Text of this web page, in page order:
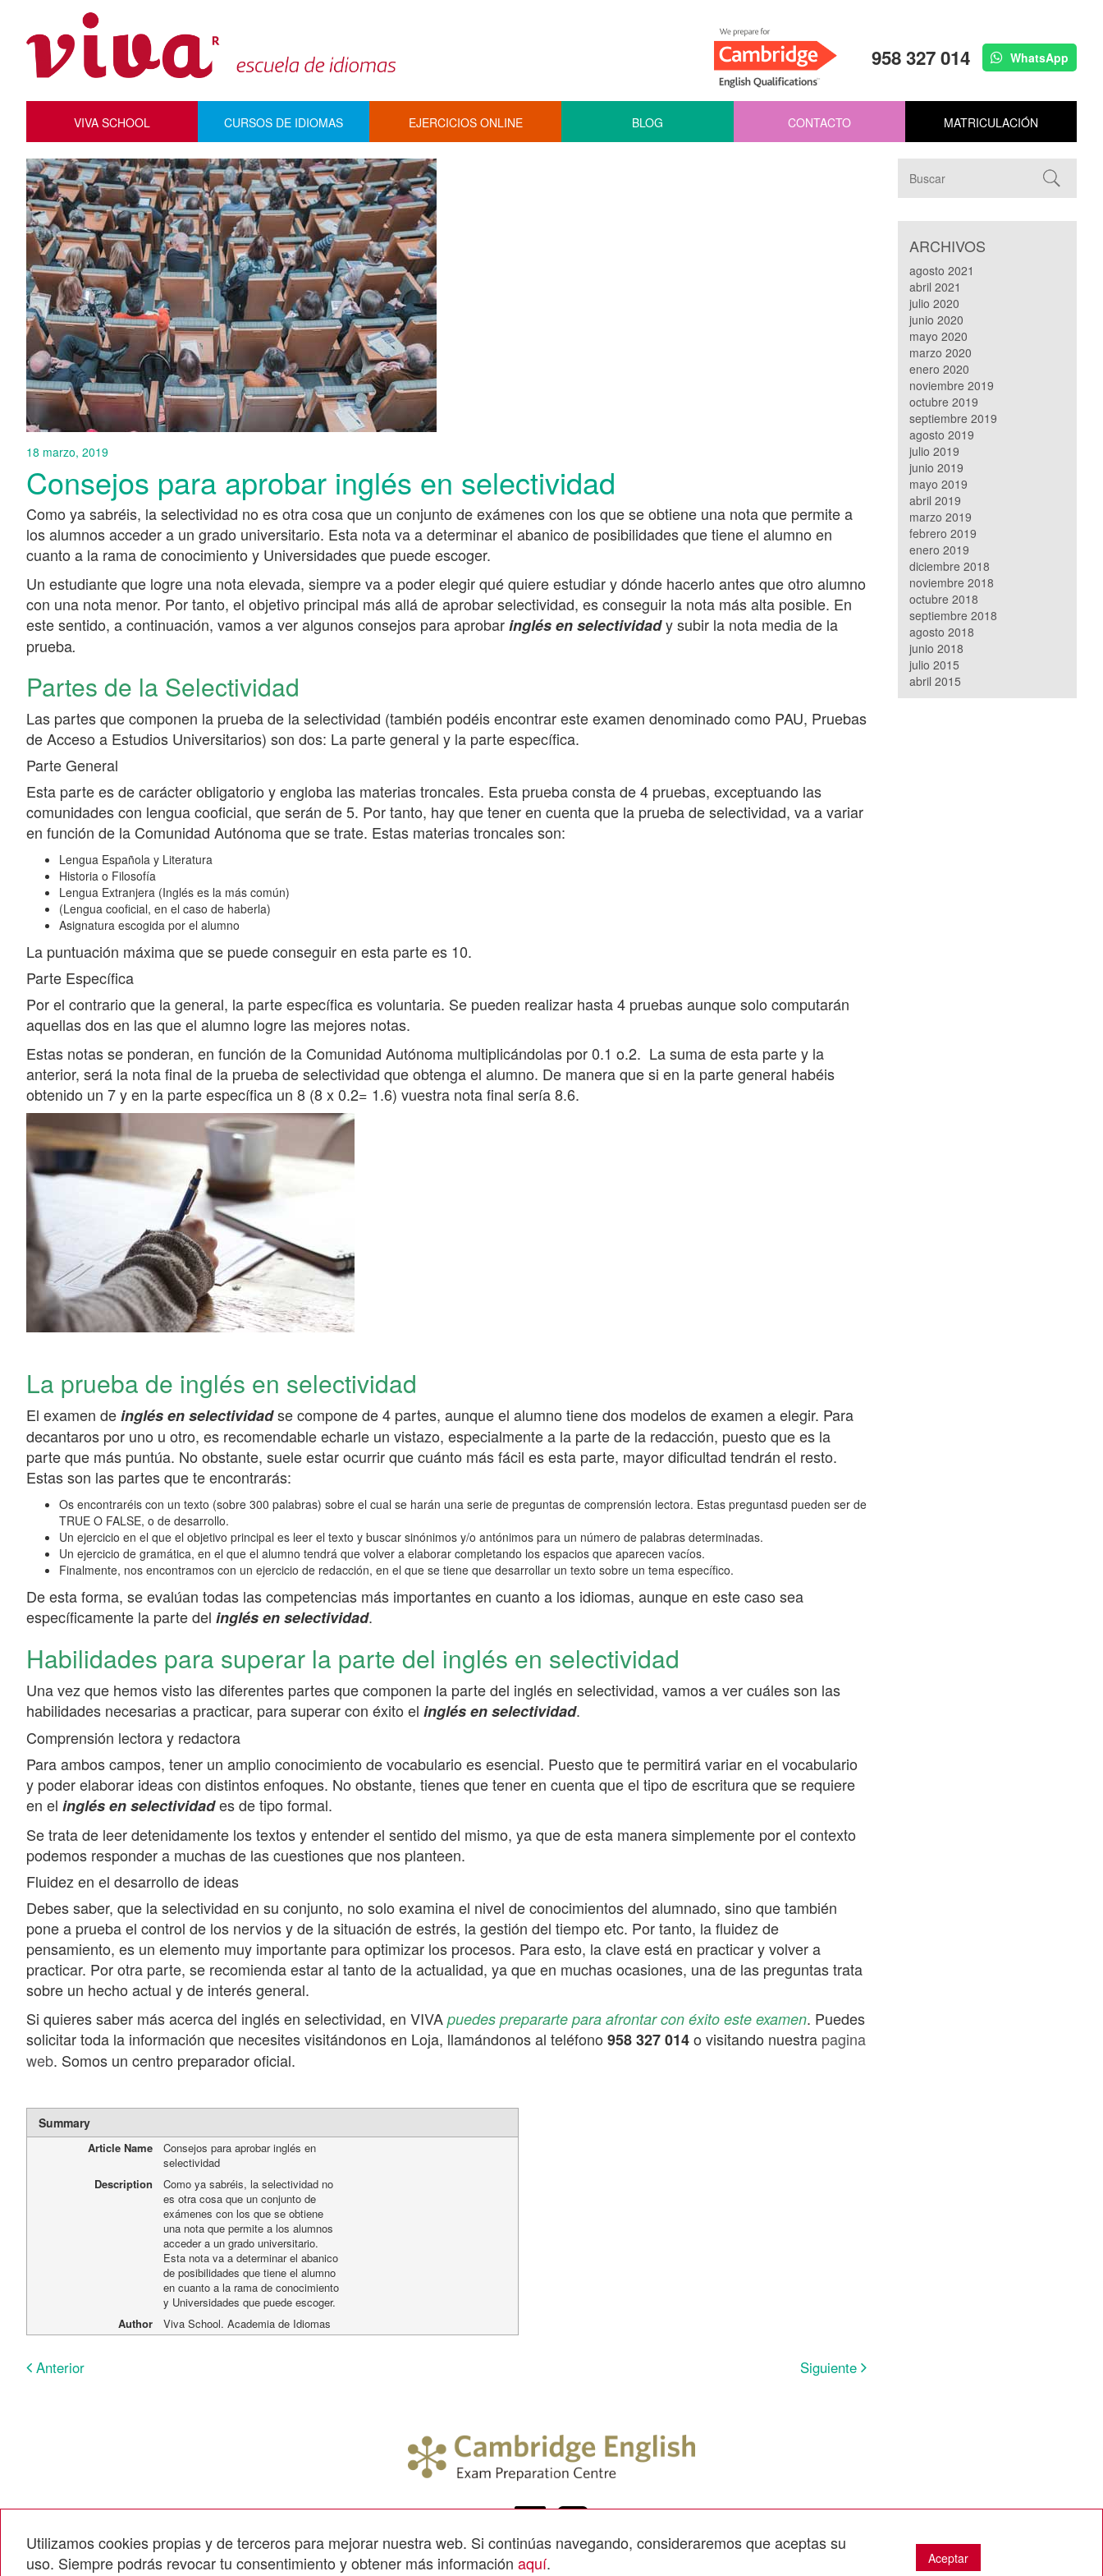
958 327 014 WhatsApp
VIVA SCHOOL CURSOS DE IDIOMAS EJERCICIOS ONLINE BLOG CONTACTO MATRICULACIÓN
18 marzo, 2019
Consejos para aprobar inglés en selectividad
Como ya sabréis, la selectividad no es otra cosa que un conjunto de exámenes con los que se obtiene una nota que permite a
los alumnos acceder a un grado universitario. Esta nota va a determinar el abanico de posibilidades que tiene el alumno en
cuanto a la rama de conocimiento y Universidades que puede escoger.
Un estudiante que logre una nota elevada, siempre va a poder elegir qué quiere estudiar y dónde hacerlo antes que otro alumno
con una nota menor. Por tanto, el objetivo principal más allá de aprobar selectividad, es conseguir la nota más alta posible. En
este sentido, a continuación, vamos a ver algunos consejos para aprobaringlés en selectividady subir la nota media de la
prueba.
Partes de la Selectividad
Las partes que componen la prueba de la selectividad (también podéis encontrar este examen denominado como PAU, Pruebas
de Acceso a Estudios Universitarios) son dos: La parte general y la parte específica.
Parte General
Esta parte es de carácter obligatorio y engloba las materias troncales. Esta prueba consta de 4 pruebas, exceptuando las
comunidades con lengua cooficial, que serán de 5. Por tanto, hay que tener en cuenta que la prueba de selectividad, va a variar
en función de la Comunidad Autónoma que se trate. Estas materias troncales son:
Lengua Española y Literatura
Historia o Filosofía
Lengua Extranjera (Inglés es la más común)
(Lengua cooficial, en el caso de haberla)
Asignatura escogida por el alumno
La puntuación máxima que se puede conseguir en esta parte es 10.
Parte Específica
Por el contrario que la general, la parte específica es voluntaria. Se pueden realizar hasta 4 pruebas aunque solo computarán
aquellas dos en las que el alumno logre las mejores notas.
Estas notas se ponderan, en función de la Comunidad Autónoma multiplicándolas por 0.1 o.2. La suma de esta parte y la
anterior, será la nota final de la prueba de selectividad que obtenga el alumno. De manera que si en la parte general habéis
obtenido un 7 y en la parte específica un 8 (8 x 0.2= 1.6) vuestra nota final sería 8.6.
La prueba de inglés en selectividad
El examen deinglés en selectividadse compone de 4 partes, aunque el alumno tiene dos modelos de examen a elegir. Para
decantaros por uno u otro, es recomendable echarle un vistazo, especialmente a la parte de la redacción, puesto que es la
parte que más puntúa. No obstante, suele estar ocurrir que cuánto más fácil es esta parte, mayor dificultad tendrán el resto.
Estas son las partes que te encontrarás:
Os encontraréis con un texto (sobre 300 palabras) sobre el cual se harán una serie de preguntas de comprensión lectora. Estas preguntasd pueden ser de
TRUE O FALSE, o de desarrollo.
Un ejercicio en el que el objetivo principal es leer el texto y buscar sinónimos y/o antónimos para un número de palabras determinadas.
Un ejercicio de gramática, en el que el alumno tendrá que volver a elaborar completando los espacios que aparecen vacíos.
Finalmente, nos encontramos con un ejercicio de redacción, en el que se tiene que desarrollar un texto sobre un tema específico.
De esta forma, se evalúan todas las competencias más importantes en cuanto a los idiomas, aunque en este caso sea
específicamente la parte del inglés en selectividad.
Habilidades para superar la parte del inglés en selectividad
Una vez que hemos visto las diferentes partes que componen la parte del inglés en selectividad, vamos a ver cuáles son las
habilidades necesarias a practicar, para superar con éxito el inglés en selectividad.
Comprensión lectora y redactora
Para ambos campos, tener un amplio conocimiento de vocabulario es esencial. Puesto que te permitirá variar en el vocabulario
y poder elaborar ideas con distintos enfoques. No obstante, tienes que tener en cuenta que el tipo de escritura que se requiere
en el inglés en selectividades de tipo formal.
Se trata de leer detenidamente los textos y entender el sentido del mismo, ya que de esta manera simplemente por el contexto
podemos responder a muchas de las cuestiones que nos planteen.
Fluidez en el desarrollo de ideas
Debes saber, que la selectividad en su conjunto, no solo examina el nivel de conocimientos del alumnado, sino que también
pone a prueba el control de los nervios y de la situación de estrés, la gestión del tiempo etc. Por tanto, la fluidez de
pensamiento, es un elemento muy importante para optimizar los procesos. Para esto, la clave está en practicar y volver a
practicar. Por otra parte, se recomienda estar al tanto de la actualidad, ya que en muchas ocasiones, una de las preguntas trata
sobre un hecho actual y de interés general.
Si quieres saber más acerca del inglés en selectividad, en VIVA puedes prepararte para afrontar con éxito este examen. Puedes
solicitar toda la información que necesites visitándonos en Loja, llamándonos al teléfono 958 327 014o visitando nuestra pagina
web. Somos un centro preparador oficial.
Summary
Article Name
Consejos para aprobar inglés en
selectividad
Description
Como ya sabréis, la selectividad no
es otra cosa que un conjunto de
exámenes con los que se obtiene
una nota que permite a los alumnos
acceder a un grado universitario.
Esta nota va a determinar el abanico
de posibilidades que tiene el alumno
en cuanto a la rama de conocimiento
y Universidades que puede escoger.
Author
Viva School. Academia de Idiomas
Anterior Siguiente
ARCHIVOS
agosto 2021
abril 2021
julio 2020
junio 2020
mayo 2020
marzo 2020
enero 2020
noviembre 2019
octubre 2019
septiembre 2019
agosto 2019
julio 2019
junio 2019
mayo 2019
abril 2019
marzo 2019
febrero 2019
enero 2019
diciembre 2018
noviembre 2018
octubre 2018
septiembre 2018
agosto 2018
junio 2018
julio 2015
abril 2015
Utilizamos cookies propias y de terceros para mejorar nuestra web. Si continúas navegando, consideraremos que aceptas su
uso. Siempre podrás revocar tu consentimiento y obtener más información aquí. Aceptar